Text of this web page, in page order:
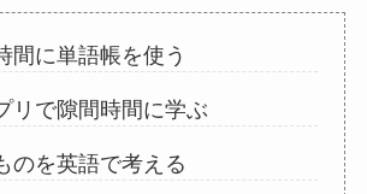
間に単語帳を使う
リで隙間時間に学ぶ
のを英語で考える